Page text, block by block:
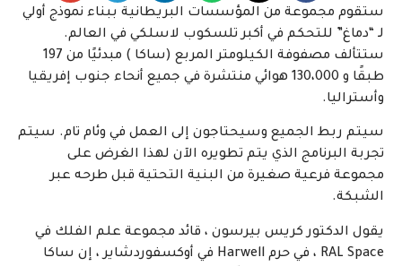
ستقوم مجموعة من المؤسسات البريطانية ببناء نموذج أولي
لـ “دماغ” للتحكم في أكبر تلسكوب لاسلكي في العالم.
ستتألف مصفوفة الكيلومتر المربع (ساكا ) مبدئيًا من 197
طبقًا و 130،000 هوائي منتشرة في جميع أنحاء جنوب إفريقيا
وأستراليا.
سيتم ربط الجميع وسيحتاجون إلى العمل في وئام تام. سيتم
تجربة البرنامج الذي يتم تطويره الآن لهذا الغرض على
مجموعة فرعية صغيرة من البنية التحتية قبل طرحه عبر
الشبكة.
يقول الدكتور كريس بيرسون ، قائد مجموعة علم الفلك في
RAL Space ، في حرم Harwell في أوكسفوردشاير ، إن ساكا